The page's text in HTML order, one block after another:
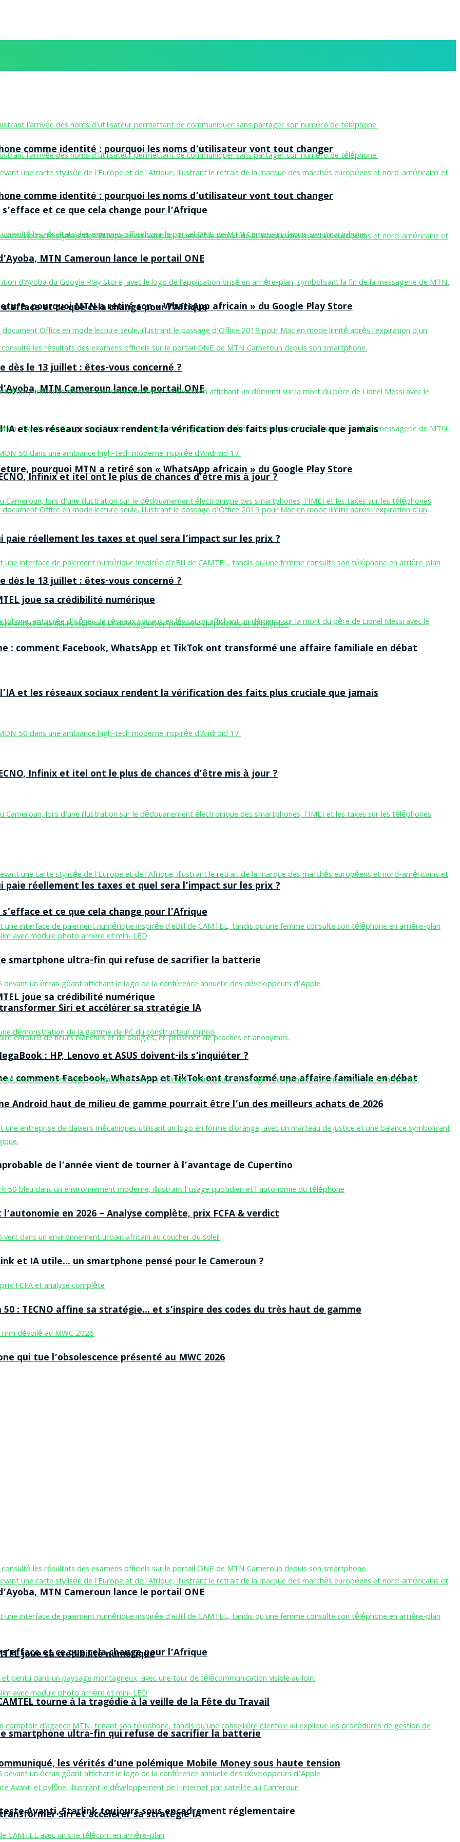
comme identité : pourquoi les noms d’utilisateur vont tout changer
et ce que cela change pour l’Afrique
MTN Cameroun lance le portail ONE
pourquoi MTN a retiré son « WhatsApp africain » du Google Play Store
dès le 13 juillet : êtes-vous concerné ?
et les réseaux sociaux rendent la vérification des faits plus cruciale que jamais
Infinix et itel ont le plus de chances d’être mis à jour ?
paie réellement les taxes et quel sera l’impact sur les prix ?
joue sa crédibilité numérique
: comment Facebook, WhatsApp et TikTok ont transformé une affaire familiale en débat
et ce que cela change pour l’Afrique
le smartphone ultra-fin qui refuse de sacrifier la batterie
transformer Siri et accélérer sa stratégie IA
comme identité : pourquoi les noms d’utilisateur vont tout changer
et ce que cela change pour l’Afrique
MTN Cameroun lance le portail ONE
pourquoi MTN a retiré son « WhatsApp africain » du Google Play Store
dès le 13 juillet : êtes-vous concerné ?
et les réseaux sociaux rendent la vérification des faits plus cruciale que jamais
Infinix et itel ont le plus de chances d’être mis à jour ?
paie réellement les taxes et quel sera l’impact sur les prix ?
joue sa crédibilité numérique
: comment Facebook, WhatsApp et TikTok ont transformé une affaire familiale en débat
et ce que cela change pour l’Afrique
le smartphone ultra-fin qui refuse de sacrifier la batterie
transformer Siri et accélérer sa stratégie IA
: HP, Lenovo et ASUS doivent-ils s’inquiéter ?
Android haut de milieu de gamme pourrait être l’un des meilleurs achats de 2026
de l’année vient de tourner à l’avantage de Cupertino
en 2026 – Analyse complète, prix FCFA & verdict
et IA utile… un smartphone pensé pour le Cameroun ?
50 : TECNO affine sa stratégie… et s’inspire des codes du très haut de gamme
qui tue l’obsolescence présenté au MWC 2026
MTN Cameroun lance le portail ONE
joue sa crédibilité numérique
tourne à la tragédie à la veille de la Fête du Travail
les vérités d’une polémique Mobile Money sous haute tension
Avanti, Starlink toujours sous encadrement réglementaire